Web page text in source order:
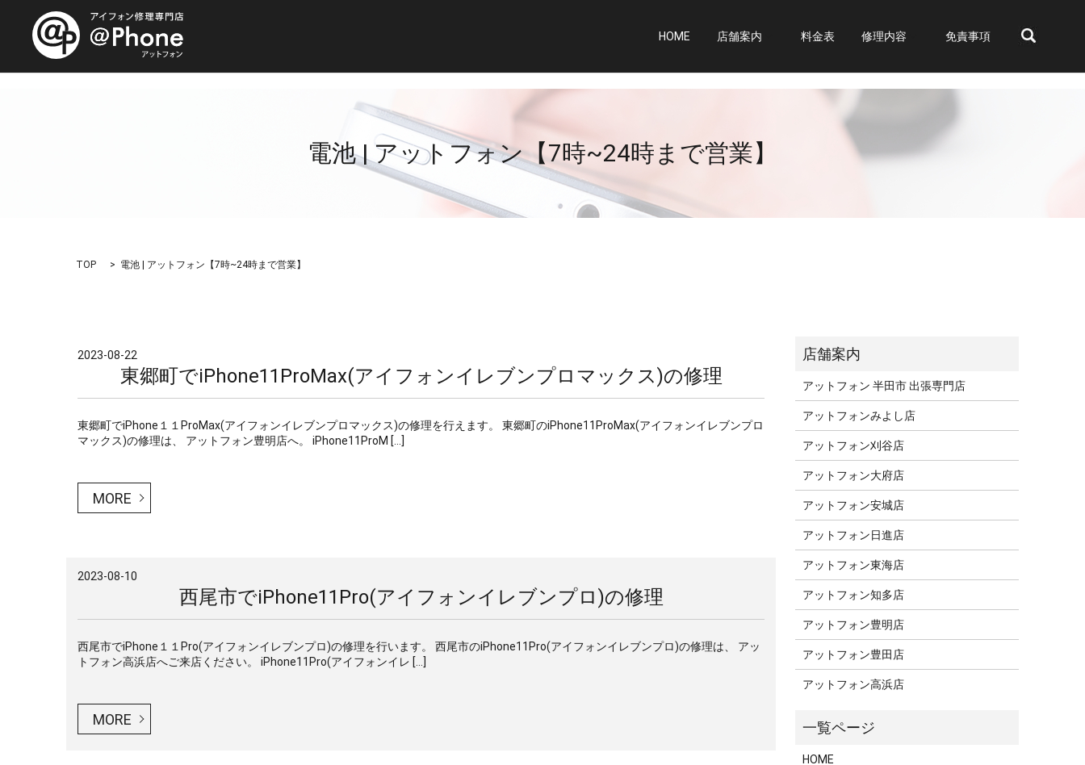
HOME 店舗案内 料金表 修理内容 免責事項
電池 | アットフォン【7時~24時まで営業】
TOP 電池 | アットフォン【7時~24時まで営業】
2023-08-22
東郷町でiPhone11ProMax(アイフォンイレブンプロマックス)の修理
東郷町でiPhone１１ProMax(アイフォンイレブンプロマックス)の修理を行えます。 東郷町のiPhone11ProMax(アイフォンイレブンプロ
マックス)の修理は、 アットフォン豊明店へ。 iPhone11ProM […]
MORE
2023-08-10
西尾市でiPhone11Pro(アイフォンイレブンプロ)の修理
西尾市でiPhone１１Pro(アイフォンイレブンプロ)の修理を行います。 西尾市のiPhone11Pro(アイフォンイレブンプロ)の修理は、 アッ
トフォン高浜店へご来店ください。 iPhone11Pro(アイフォンイレ […]
MORE
アットフォン 半田市 出張専門店
アットフォンみよし店
アットフォン刈谷店
アットフォン大府店
アットフォン安城店
アットフォン日進店
アットフォン東海店
アットフォン知多店
アットフォン豊明店
アットフォン豊田店
アットフォン高浜店
HOME